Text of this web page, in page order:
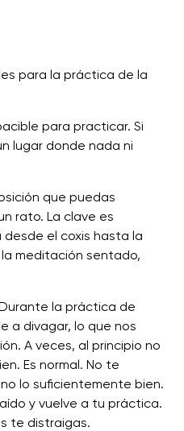
para la práctica de la
para practicar. Si
lugar donde nada ni
que puedas
rato. La clave es
el coxis hasta la
meditación sentado,
la práctica de
a divagar, lo que nos
A veces, al principio no
Es normal. No te
lo suficientemente bien.
y vuelve a tu práctica.
te distraigas.